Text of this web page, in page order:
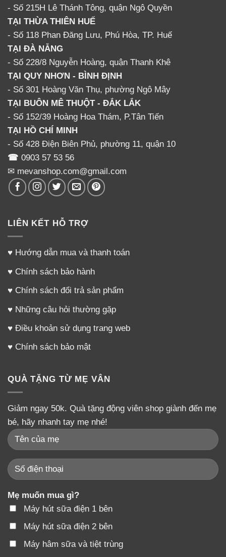
- Số 215H Lê Thánh Tông, quận Ngô Quyền
TẠI THỪA THIÊN HUẾ
- Số 118 Phan Đăng Lưu, Phú Hòa, TP. Huế
TẠI ĐÀ NẴNG
- Số 228/8 Nguyễn Hoàng, quận Thanh Khê
TẠI QUY NHƠN - BÌNH ĐỊNH
- Số 301 Hoàng Văn Thụ, phường Ngô Mây
TẠI BUÔN MÊ THUỘT - ĐẮK LẮK
- Số 152/39 Hoàng Hoa Thám, P.Tân Tiến
TẠI HỒ CHÍ MINH
- Số 428 Điện Biên Phủ, phường 11, quận 10
☎ 0903 57 53 56
✉ mevanshop.com@gmail.com
LIÊN KẾT HỖ TRỢ
♥ Hướng dẫn mua và thanh toán
♥ Chính sách bảo hành
♥ Chính sách đổi trả sản phẩm
♥ Những câu hỏi thường gặp
♥ Điều khoản sử dụng trang web
♥ Chính sách bảo mật
QUÀ TẶNG TỪ MẸ VÂN
Giảm ngay 50k. Quà tặng động viên shop giành đến mẹ
bé, hãy nhanh tay mẹ nhé!
Mẹ muốn mua gì?
Máy hút sữa điện 1 bên
Máy hút sữa điện 2 bên
Máy hâm sữa và tiệt trùng